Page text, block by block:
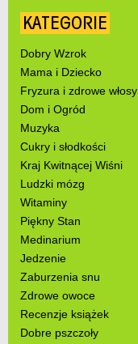
KATEGORIE
Dobry Wzrok
Mama i Dziecko
Fryzura i zdrowe włosy
Dom i Ogród
Muzyka
Cukry i słodkości
Kraj Kwitnącej Wiśni
Ludzki mózg
Witaminy
Piękny Stan
Medinarium
Jedzenie
Zaburzenia snu
Zdrowe owoce
Recenzje książek
Dobre pszczoły